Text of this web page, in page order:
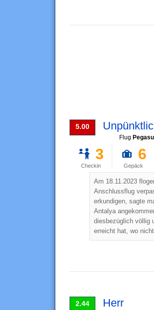
5.00
Flug
3
Checkin
6
Gepäck
Am 18.11.2023
Anschlussflug
erkundigen, sagte
Antalya
diesbezüglich völlig
erreicht hat, wo
2.44 Herr